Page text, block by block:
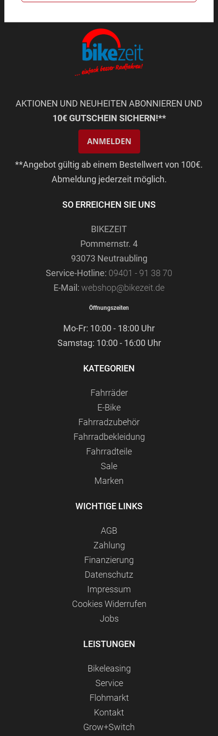
AKTIONEN UND NEUHEITEN ABONNIEREN UND
10€ GUTSCHEIN SICHERN!**
ANMELDEN
**Angebot gültig ab einem Bestellwert von 100€.
Abmeldung jederzeit möglich.
SO ERREICHEN SIE UNS
BIKEZEIT
Pommernstr. 4
93073 Neutraubling
Service-Hotline: 09401 - 91 38 70
E-Mail: webshop@bikezeit.de
Öffnungszeiten
Mo-Fr: 10:00 - 18:00 Uhr
Samstag: 10:00 - 16:00 Uhr
KATEGORIEN
Fahrräder
E-Bike
Fahrradzubehör
Fahrradbekleidung
Fahrradteile
Sale
Marken
WICHTIGE LINKS
AGB
Zahlung
Finanzierung
Datenschutz
Impressum
Сookies Widerrufen
Jobs
LEISTUNGEN
Bikeleasing
Service
Flohmarkt
Kontakt
Grow+Switch